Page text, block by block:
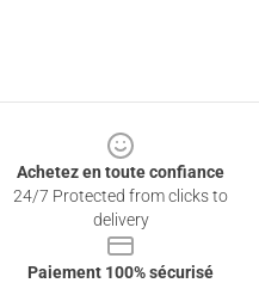
Achetez en toute confiance
24/7 Protected from clicks to
delivery
Paiement 100% sécurisé